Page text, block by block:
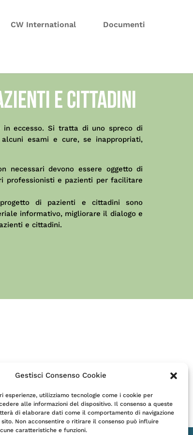
Gestisci Consenso Cookie
esperienze, utilizziamo tecnologie come i cookie per
alle informazioni del dispositivo. Il consenso a queste
di elaborare dati come il comportamento di navigazione
Non acconsentire o ritirare il consenso può influire
caratteristiche e funzioni.
CW International Documenti
e cittadini
in eccesso. Si tratta di uno spreco di
esami e cure, se inappropriati,
necessari devono essere oggetto di
professionisti e pazienti per facilitare
di pazienti e cittadini sono
informativo, migliorare il dialogo e
e cittadini.